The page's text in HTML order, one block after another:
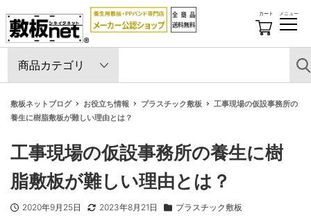
カート メニュー
開
る
敷板ネットブログ お役立ち情報 プラスチック敷板
工事現場の仮設事務所の
養生に樹脂敷板が難しい理由とは？
工事現場の仮設事務所の養生に樹
脂敷板が難しい理由とは？
投稿日
2020年9月25日
更新日
2023年8月21日
カテゴリー
プラスチック敷板